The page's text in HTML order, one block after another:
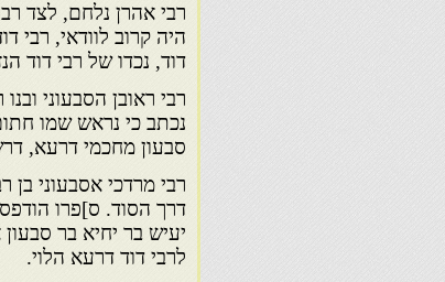
רבי אהרן נלחם, לצד
היה קרוב לוודאי, רבי
דוד, נכדו של רבי דוד
רבי ראובן הסבעוני
נכתב כי נראש שמו
סבעון מחכמי דרעא,
רבי מרדכי אסבעוני
דרך הסוד. ס]פרו
יעיש בר יחיא בר
לרבי דוד דרעא הלוי.